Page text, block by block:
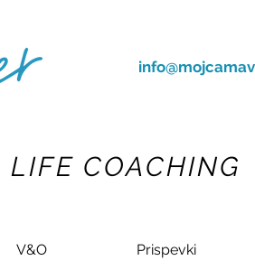
COACHING
V&O Prispevki